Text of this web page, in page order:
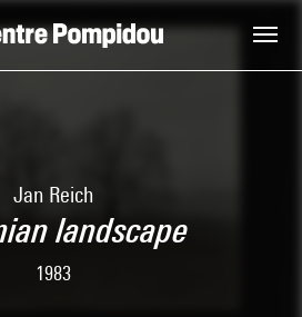
Jan Reich
landscape
1983